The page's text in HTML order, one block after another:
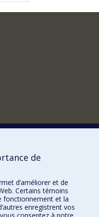
de
d’améliorer et de
Certains témoins
fonctionnement et la
enregistrent vos
consentez à notre